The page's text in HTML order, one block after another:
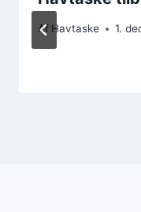
Af Havtaske 1.